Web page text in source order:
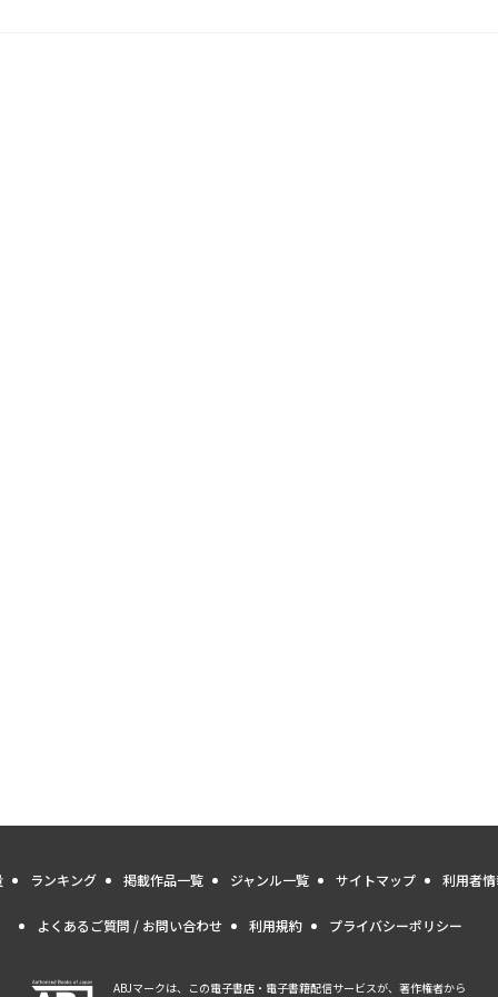
ランキング 掲載作品一覧 ジャンル一覧 サイトマップ 利用者
よくあるご質問 / お問い合わせ 利用規約 プライバシーポリシー
ABJマークは、この電子書店・電子書籍配信サービスが、著作権者から